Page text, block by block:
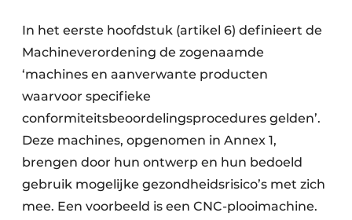
In het eerste hoofdstuk (artikel 6) definieert de
Machineverordening de zogenaamde
‘machines en aanverwante producten
waarvoor specifieke
conformiteitsbeoordelingsprocedures gelden’.
Deze machines, opgenomen in Annex 1,
brengen door hun ontwerp en hun bedoeld
gebruik mogelijke gezondheidsrisico’s met zich
mee. Een voorbeeld is een CNC-plooimachine.